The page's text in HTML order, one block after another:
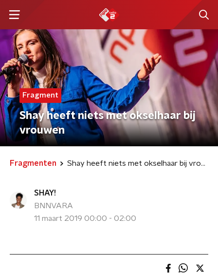
Fragment
Shay heeft niets met okselhaar bij
vrouwen
Fragmenten Shay heeft niets met okselhaar bij vrouwen
SHAY!
BNNVARA
11 maart 2019 00:00 - 02:00